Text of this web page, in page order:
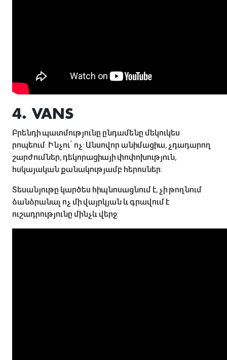
4. VANS
Բրենդի պատմությունը ընդամենը մեկուկես
րոպեում: Ինչու՞ ոչ: Անսովոր անիմացիա, չդադարող
շարժումներ, դեկորացիայի փոփոխություն,
հսկայական քանակությամբ հերոսներ:
Տեսանյութը կարծես հիպնոսացնում է, չի թողնում
ձանձրանալ ոչ մի վայրկյան և գրավում է
ուշադրությունը մինչև վերջ: